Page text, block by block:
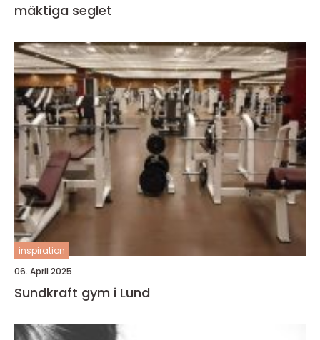
mäktiga seglet
inspiration
06. April 2025
Sundkraft gym i Lund